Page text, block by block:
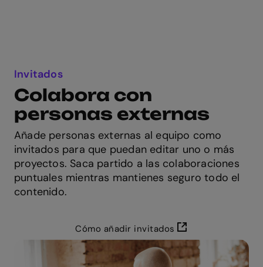
Invitados
Colabora con
personas externas
Añade personas externas al equipo como
invitados para que puedan editar uno o más
proyectos. Saca partido a las colaboraciones
puntuales mientras mantienes seguro todo el
contenido.
Cómo añadir invitados